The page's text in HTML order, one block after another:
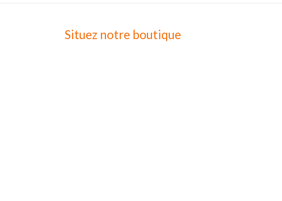
Situez notre boutique